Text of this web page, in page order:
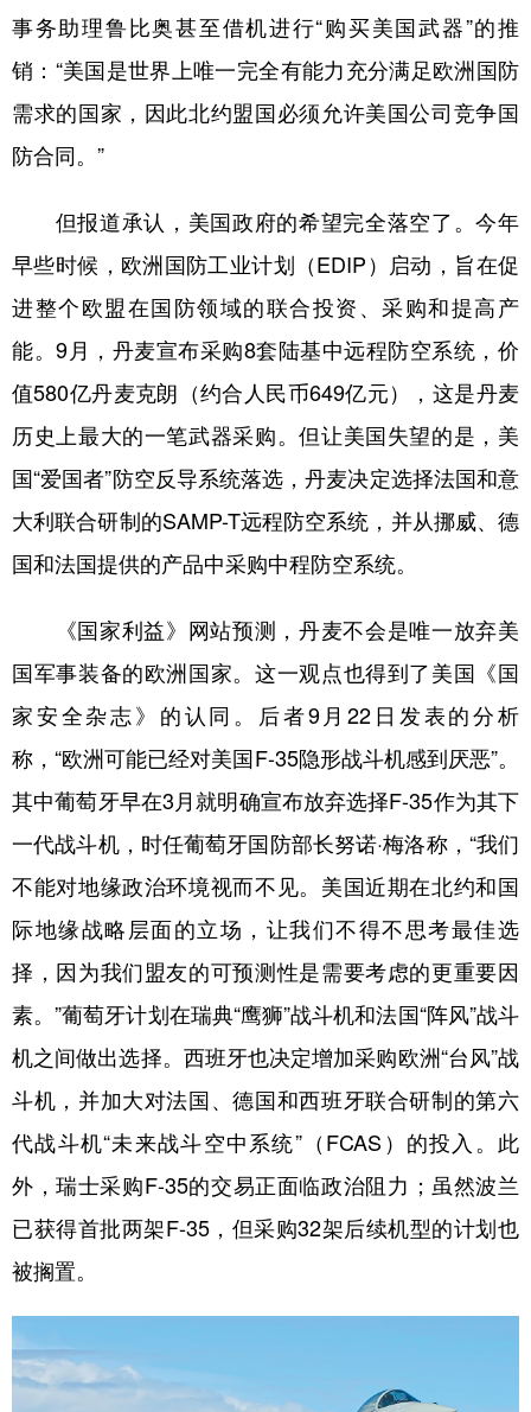
事务助理鲁比奥甚至借机进行“购买美国武器”的推
销：“美国是世界上唯一完全有能力充分满足欧洲国防
需求的国家，因此北约盟国必须允许美国公司竞争国
防合同。”
但报道承认，美国政府的希望完全落空了。今年
早些时候，欧洲国防工业计划（EDIP）启动，旨在促
进整个欧盟在国防领域的联合投资、采购和提高产
能。9月，丹麦宣布采购8套陆基中远程防空系统，价
值580亿丹麦克朗（约合人民币649亿元），这是丹麦
历史上最大的一笔武器采购。但让美国失望的是，美
国“爱国者”防空反导系统落选，丹麦决定选择法国和意
大利联合研制的SAMP-T远程防空系统，并从挪威、德
国和法国提供的产品中采购中程防空系统。
《国家利益》网站预测，丹麦不会是唯一放弃美
国军事装备的欧洲国家。这一观点也得到了美国《国
家安全杂志》的认同。后者9月22日发表的分析
称，“欧洲可能已经对美国F-35隐形战斗机感到厌恶”。
其中葡萄牙早在3月就明确宣布放弃选择F-35作为其下
一代战斗机，时任葡萄牙国防部长努诺·梅洛称，“我们
不能对地缘政治环境视而不见。美国近期在北约和国
际地缘战略层面的立场，让我们不得不思考最佳选
择，因为我们盟友的可预测性是需要考虑的更重要因
素。”葡萄牙计划在瑞典“鹰狮”战斗机和法国“阵风”战斗
机之间做出选择。西班牙也决定增加采购欧洲“台风”战
斗机，并加大对法国、德国和西班牙联合研制的第六
代战斗机“未来战斗空中系统”（FCAS）的投入。此
外，瑞士采购F-35的交易正面临政治阻力；虽然波兰
已获得首批两架F-35，但采购32架后续机型的计划也
被搁置。